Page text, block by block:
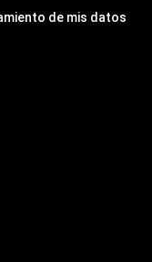
de mis datos